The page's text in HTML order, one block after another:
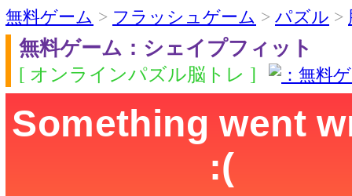
無料ゲーム > フラッシュゲーム > パズル >
無料ゲーム：シェイプフィット
[ オンラインパズル脳トレ ]